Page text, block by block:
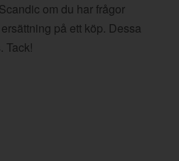
om du har frågor
på ett köp. Dessa
Tack!